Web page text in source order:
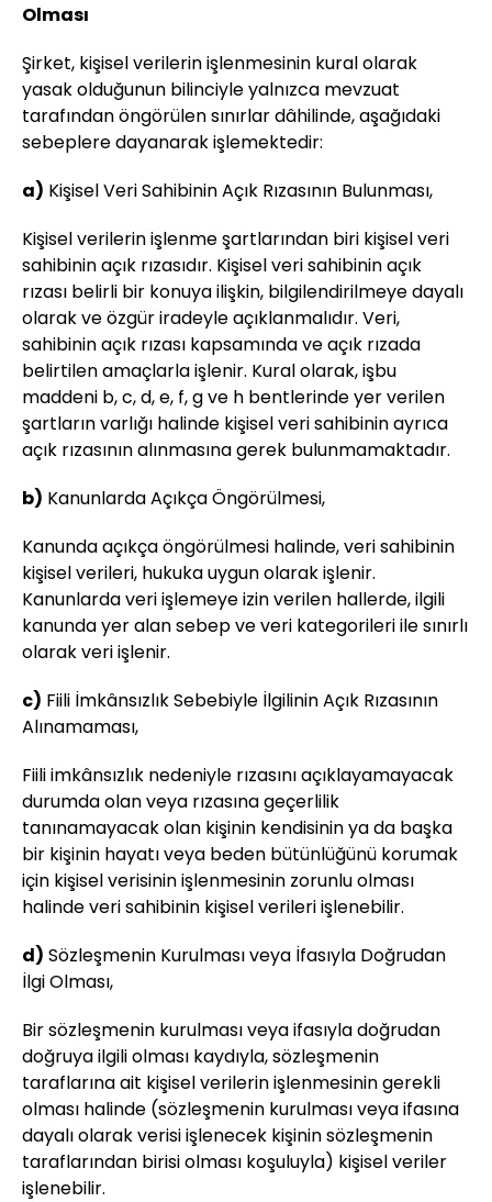
Olması
Şirket, kişisel verilerin işlenmesinin kural olarak
yasak olduğunun bilinciyle yalnızca mevzuat
tarafından öngörülen sınırlar dâhilinde, aşağıdaki
sebeplere dayanarak işlemektedir:
a) Kişisel Veri Sahibinin Açık Rızasının Bulunması,
Kişisel verilerin işlenme şartlarından biri kişisel veri
sahibinin açık rızasıdır. Kişisel veri sahibinin açık
rızası belirli bir konuya ilişkin, bilgilendirilmeye dayalı
olarak ve özgür iradeyle açıklanmalıdır. Veri,
sahibinin açık rızası kapsamında ve açık rızada
belirtilen amaçlarla işlenir. Kural olarak, işbu
maddeni b, c, d, e, f, g ve h bentlerinde yer verilen
şartların varlığı halinde kişisel veri sahibinin ayrıca
açık rızasının alınmasına gerek bulunmamaktadır.
b) Kanunlarda Açıkça Öngörülmesi,
Kanunda açıkça öngörülmesi halinde, veri sahibinin
kişisel verileri, hukuka uygun olarak işlenir.
Kanunlarda veri işlemeye izin verilen hallerde, ilgili
kanunda yer alan sebep ve veri kategorileri ile sınırlı
olarak veri işlenir.
c) Fiili İmkânsızlık Sebebiyle İlgilinin Açık Rızasının
Alınamaması,
Fiili imkânsızlık nedeniyle rızasını açıklayamayacak
durumda olan veya rızasına geçerlilik
tanınamayacak olan kişinin kendisinin ya da başka
bir kişinin hayatı veya beden bütünlüğünü korumak
için kişisel verisinin işlenmesinin zorunlu olması
halinde veri sahibinin kişisel verileri işlenebilir.
d) Sözleşmenin Kurulması veya İfasıyla Doğrudan
İlgi Olması,
Bir sözleşmenin kurulması veya ifasıyla doğrudan
doğruya ilgili olması kaydıyla, sözleşmenin
taraflarına ait kişisel verilerin işlenmesinin gerekli
olması halinde (sözleşmenin kurulması veya ifasına
dayalı olarak verisi işlenecek kişinin sözleşmenin
taraflarından birisi olması koşuluyla) kişisel veriler
işlenebilir.